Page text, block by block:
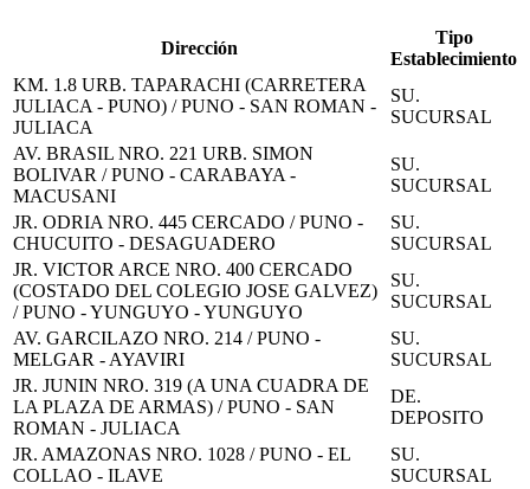
Dirección
Tipo
Establecimiento
KM. 1.8 URB. TAPARACHI (CARRETERA
JULIACA - PUNO) / PUNO - SAN ROMAN -
JULIACA
SU.
SUCURSAL
AV. BRASIL NRO. 221 URB. SIMON
BOLIVAR / PUNO - CARABAYA -
MACUSANI
SU.
SUCURSAL
JR. ODRIA NRO. 445 CERCADO / PUNO -
CHUCUITO - DESAGUADERO
SU.
SUCURSAL
JR. VICTOR ARCE NRO. 400 CERCADO
(COSTADO DEL COLEGIO JOSE GALVEZ)
/ PUNO - YUNGUYO - YUNGUYO
SU.
SUCURSAL
AV. GARCILAZO NRO. 214 / PUNO -
MELGAR - AYAVIRI
SU.
SUCURSAL
JR. JUNIN NRO. 319 (A UNA CUADRA DE
LA PLAZA DE ARMAS) / PUNO - SAN
ROMAN - JULIACA
DE.
DEPOSITO
JR. AMAZONAS NRO. 1028 / PUNO - EL
COLLAO - ILAVE
SU.
SUCURSAL